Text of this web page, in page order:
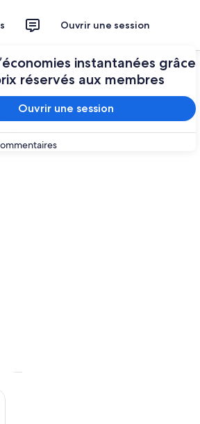
Ouvrir une session
instantanées grâce
réservés aux membres
Ouvrir une session